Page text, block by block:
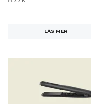
LÄS MER